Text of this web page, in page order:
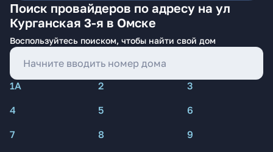
Поиск провайдеров по адресу на ул
Курганская 3-я в Омске
Воспользуйтесь поиском, чтобы найти свой дом
1А 2
3
4
5
6
7
8
9